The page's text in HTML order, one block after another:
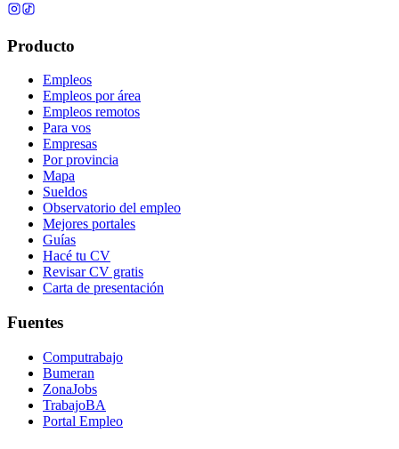
Producto
Empleos
Empleos por área
Empleos remotos
Para vos
Empresas
Por provincia
Mapa
Sueldos
Observatorio del empleo
Mejores portales
Guías
Hacé tu CV
Revisar CV gratis
Carta de presentación
Fuentes
Computrabajo
Bumeran
ZonaJobs
TrabajoBA
Portal Empleo